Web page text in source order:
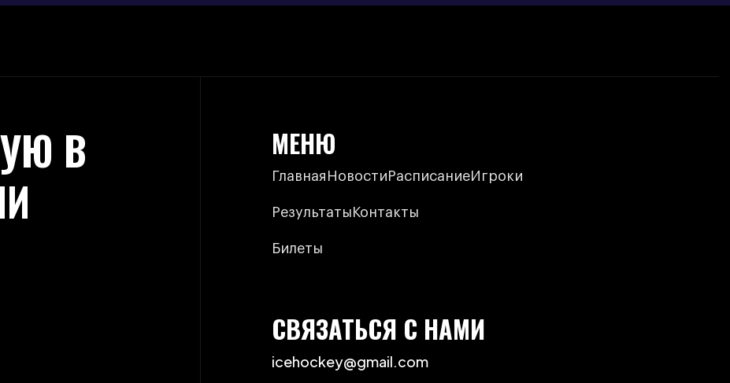
В
МЕНЮ
Главная Новости РасписаниеИгроки
Результаты Контакты
Билеты
СВЯЗАТЬСЯ С НАМИ
icehockey@gmail.com